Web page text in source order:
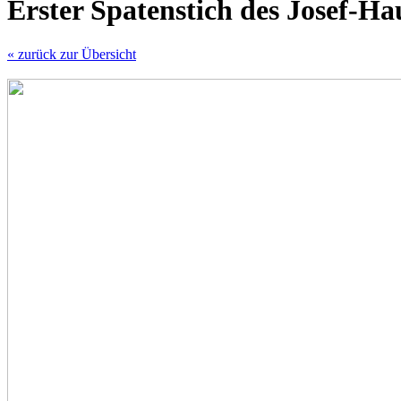
Erster Spatenstich des Josef-
« zurück zur Übersicht